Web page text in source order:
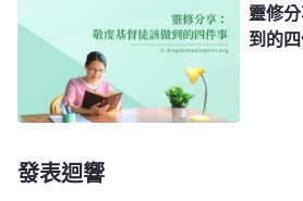
相處或者配搭盡本分時，常常流
自己，讓别人聽從、順服，甚
人，那我們靈修時就針對這一問
常常流露這方面的敗壞性情一直
罪的捆綁不再犯罪呢？還有，為
靈修
到的
發表迴響